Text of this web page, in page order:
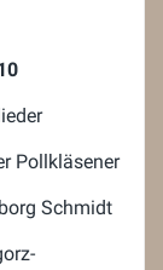
Pollkläsener
Schmidt